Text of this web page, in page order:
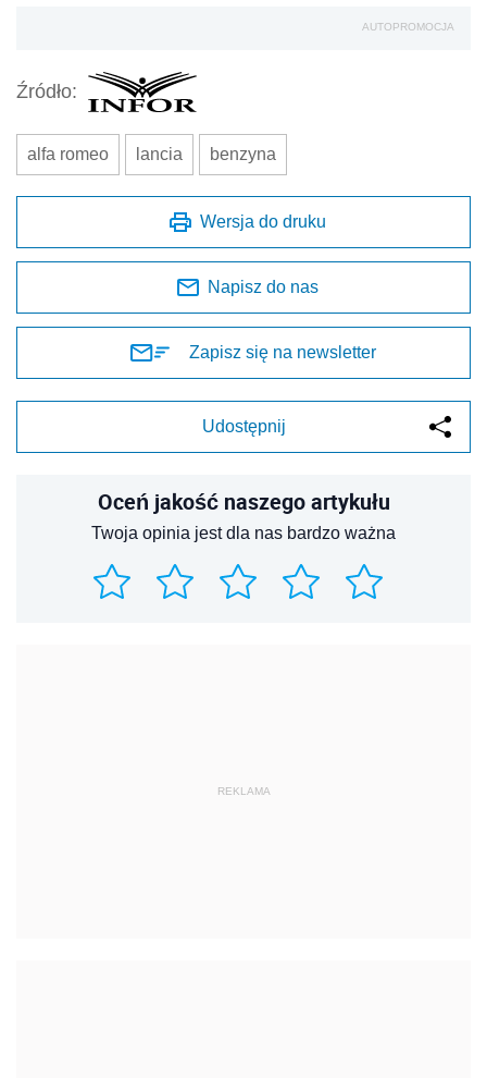
AUTOPROMOCJA
Źródło:
alfa romeo lancia benzyna
Wersja do druku
Napisz do nas
Zapisz się na newsletter
Udostępnij
Oceń jakość naszego artykułu
Twoja opinia jest dla nas bardzo ważna
REKLAMA